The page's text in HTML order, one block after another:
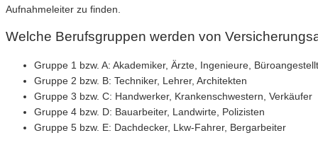
Aufnahmeleiter zu finden.
Welche Berufsgruppen werden von
Gruppe 1 bzw. A: Akademiker, Ärzte, Ingenieure,
Gruppe 2 bzw. B: Techniker, Lehrer, Architekten
Gruppe 3 bzw. C: Handwerker, Krankenschwestern, Verkäufer
Gruppe 4 bzw. D: Bauarbeiter, Landwirte, Polizisten
Gruppe 5 bzw. E: Dachdecker, Lkw-Fahrer, Bergarbeiter